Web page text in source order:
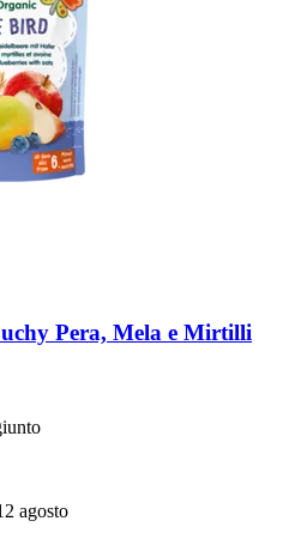
Pera, Mela e Mirtilli
agosto